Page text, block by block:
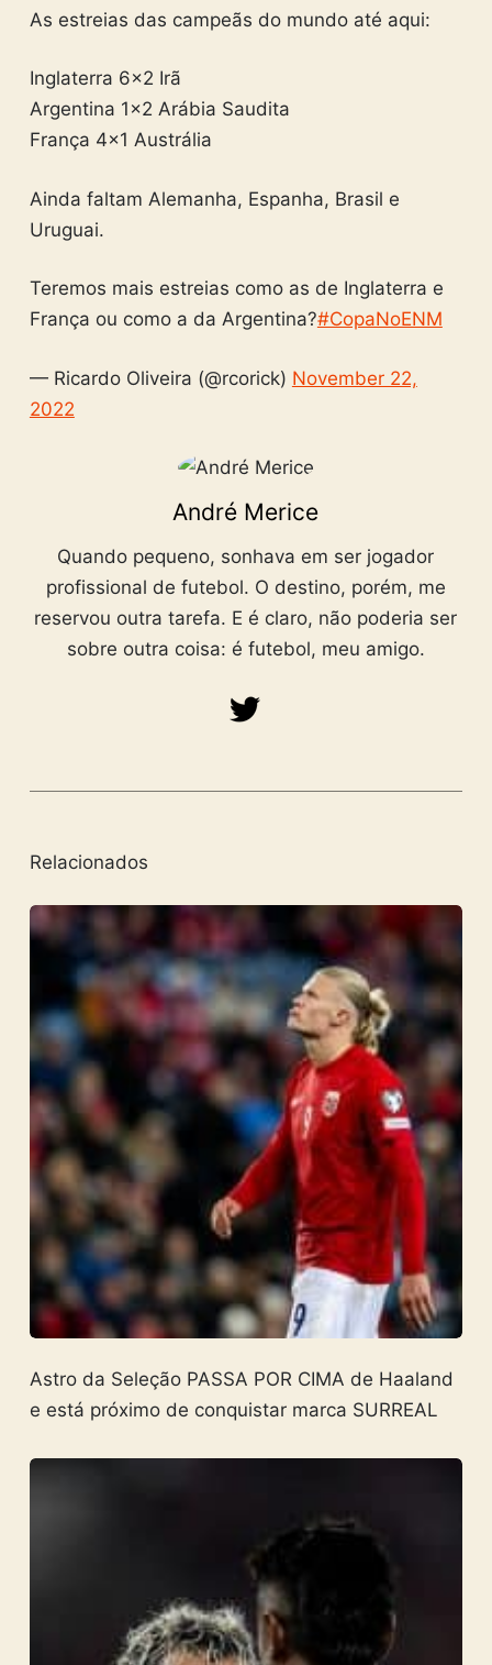
As estreias das campeãs do mundo até aqui:
Inglaterra 6×2 Irã
Argentina 1×2 Arábia Saudita
França 4×1 Austrália
Ainda faltam Alemanha, Espanha, Brasil e
Uruguai.
Teremos mais estreias como as de Inglaterra e
França ou como a da Argentina?#CopaNoENM
— Ricardo Oliveira (@rcorick) November 22,
2022
André Merice
Quando pequeno, sonhava em ser jogador
profissional de futebol. O destino, porém, me
reservou outra tarefa. E é claro, não poderia ser
sobre outra coisa: é futebol, meu amigo.
Relacionados
Astro da Seleção PASSA POR CIMA de Haaland
e está próximo de conquistar marca SURREAL